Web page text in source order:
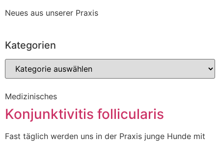
Neues aus unserer Praxis
Kategorien
Medizinisches
Konjunktivitis follicularis
Fast täglich werden uns in der Praxis junge Hunde mit